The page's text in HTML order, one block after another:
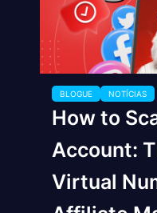
BLOGUE NOTÍCIAS
How to
Account:
Virtual